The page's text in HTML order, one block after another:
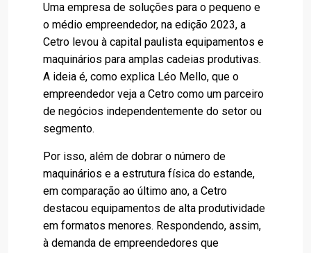
Uma empresa de soluções para o pequeno e
o médio empreendedor, na edição 2023, a
Cetro levou à capital paulista equipamentos e
maquinários para amplas cadeias produtivas.
A ideia é, como explica Léo Mello, que o
empreendedor veja a Cetro como um parceiro
de negócios independentemente do setor ou
segmento.
Por isso, além de dobrar o número de
maquinários e a estrutura física do estande,
em comparação ao último ano, a Cetro
destacou equipamentos de alta produtividade
em formatos menores. Respondendo, assim,
à demanda de empreendedores que